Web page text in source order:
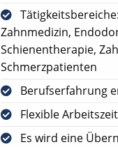
Zahnmedizin,
Schienentherapie,
Schmerzpatienten
Berufserfahrung
Flexible
Es wird eine